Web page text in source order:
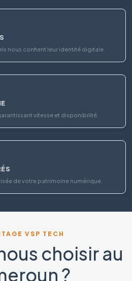
nous confient leur identité digitale.
vitesse et disponibilité.
de votre patrimoine numérique.
VSP TECH
choisir au
?